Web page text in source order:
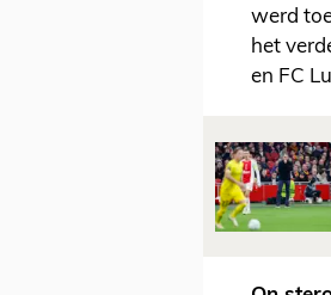
werd
het
en FC